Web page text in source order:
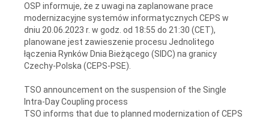
OSP informuje, że z uwagi na zaplanowane prace
modernizacyjne systemów informatycznych CEPS w
dniu 20.06.2023 r. w godz. od 18:55 do 21:30 (CET),
planowane jest zawieszenie procesu Jednolitego
łączenia Rynków Dnia Bieżącego (SIDC) na granicy
Czechy-Polska (CEPS-PSE).
TSO announcement on the suspension of the Single
Intra-Day Coupling process
TSO informs that due to planned modernization of CEPS